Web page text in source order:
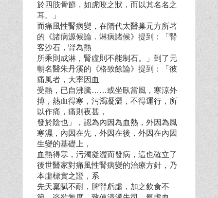
於四肢骨節，如虎咬之狀，而以其名名之
耳。」
而痛風性腎病變，在隋代太醫巢元方所著
的《諸病源候論．淋病諸候》提到：「腎
客沙石，腎為熱
所乘則成淋，腎虛則不能制石。」到了元
朝名醫朱丹溪的《格致餘論》提到：「彼
痛風者，大率因血
受熱，已自沸騰……或坐臥當風，寒涼外
搏，熱血得寒，污濁凝澀，不得運行，所
以作痛，痛則夜甚，
發於陰也」，認為內因為血熱，外因為風
寒濕，內因在先，外因在後，外因在內因
生變的基礎上，
血熱得寒，污濁凝澀而發病，這也確立了
後世醫家對痛風性腎病變的治療方針，乃
本虛標實之證，系
先天稟賦不耐，脾腎虧虛，加之飲食不